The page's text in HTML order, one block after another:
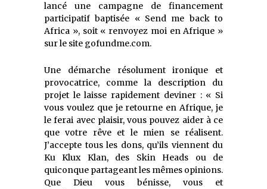
lancé une campagne de financement
participatif baptisée « Send me back to
Africa », soit « renvoyez moi en Afrique »
sur le site gofundme.com.
Une démarche résolument ironique et
provocatrice, comme la description du
projet le laisse rapidement deviner : « Si
vous voulez que je retourne en Afrique, je
le ferai avec plaisir, vous pouvez aider à ce
que votre rêve et le mien se réalisent.
J’accepte tous les dons, qu’ils viennent du
Ku Klux Klan, des Skin Heads ou de
quiconque partageant les mêmes opinions.
Que Dieu vous bénisse, vous et